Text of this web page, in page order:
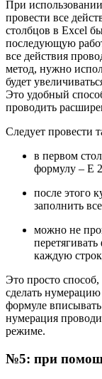
При
провести все
столбцов в Excel
последующую
все действия
метод, нужно
будет
Это удобный
проводить
Следует провести
в первом
формулу – E
после этого
заполнить
можно не
каждую
Это просто
сделать
формуле
нумерация
режиме.
№5: при